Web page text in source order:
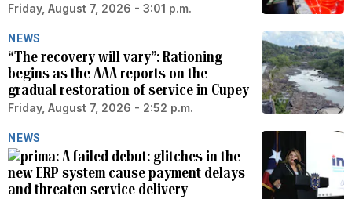
Friday, August 7, 2026 - 3:01 p.m.
NEWS
“The recovery will vary”: Rationing
begins as the AAA reports on the
gradual restoration of service in Cupey
Friday, August 7, 2026 - 2:52 p.m.
NEWS
A failed debut: glitches in the
new ERP system cause payment delays
and threaten service delivery